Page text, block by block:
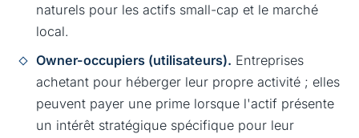
naturels pour les actifs small-cap et le marché
local.
Owner-occupiers (utilisateurs). Entreprises
achetant pour héberger leur propre activité ; elles
peuvent payer une prime lorsque l'actif présente
un intérêt stratégique spécifique pour leur